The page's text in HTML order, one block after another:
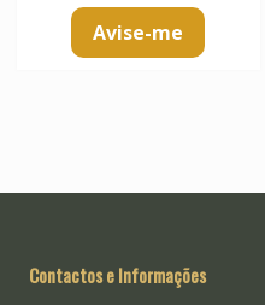
Avise-me
Contactos e Informações